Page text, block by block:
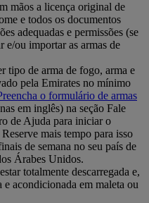
mãos a licença original de
e todos os documentos
adequadas e permissões (se
e/ou importar as armas de
tipo de arma de fogo, arma e
pela Emirates no mínimo
o formulário de armas
em inglês) na seção Fale
de Ajuda para iniciar o
mais tempo para isso
de semana no seu país de
Árabes Unidos.
totalmente descarregada e,
e acondicionada em maleta ou